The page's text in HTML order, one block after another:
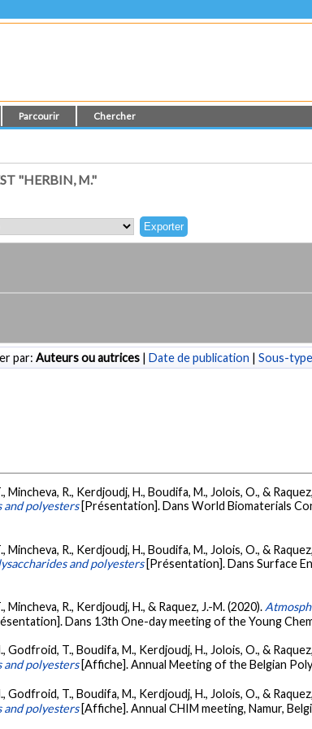
Parcourir Chercher
"HERBIN, M."
par: Auteurs ou autrices | Date de publication | Sous-
R., Kerdjoudj, H., Boudifa, M., Jolois, O., &
polyesters [Présentation]. Dans World Biomaterials
R., Kerdjoudj, H., Boudifa, M., Jolois, O., &
and polyesters [Présentation]. Dans Surface
R., Kerdjoudj, H., & Raquez, J.-M. (2020).
Dans 13th One-day meeting of the Young
Godfroid, T., Boudifa, M., Kerdjoudj, H., Jolois, O., &
polyesters [Affiche]. Annual Meeting of the Belgian
Godfroid, T., Boudifa, M., Kerdjoudj, H., Jolois, O., &
polyesters [Affiche]. Annual CHIM meeting, Namur,